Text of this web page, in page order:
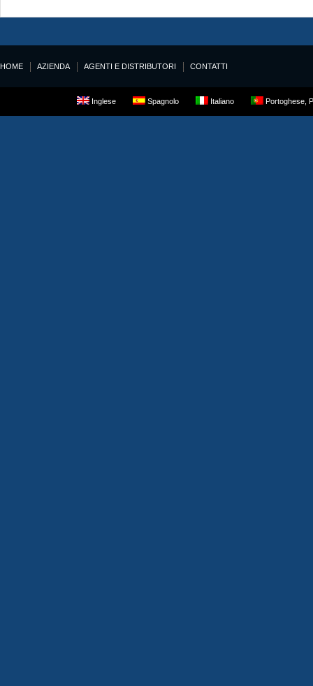
HOME AZIENDA AGENTI E DISTRIBUTORI CONTATTI
Inglese Spagnolo Italiano Portoghese,